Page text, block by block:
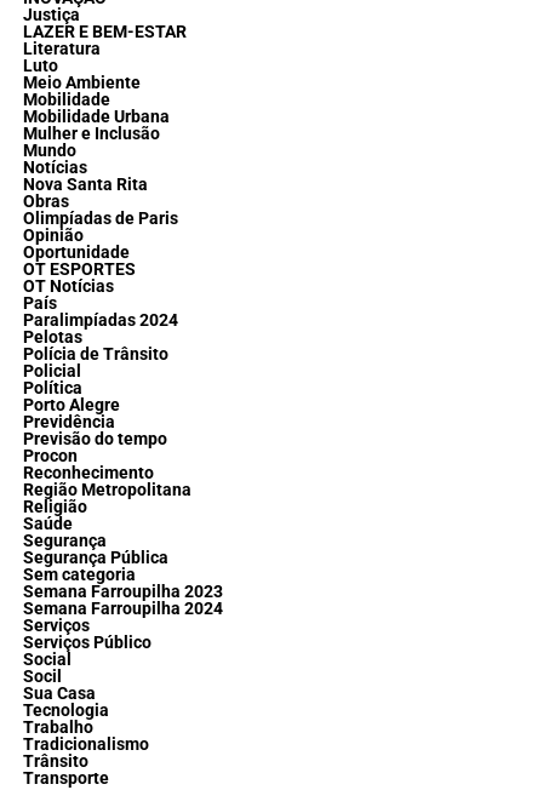
Justiça
LAZER E BEM-ESTAR
Literatura
Luto
Meio Ambiente
Mobilidade
Mobilidade Urbana
Mulher e Inclusão
Mundo
Notícias
Nova Santa Rita
Obras
Olimpíadas de Paris
Opinião
Oportunidade
OT ESPORTES
OT Notícias
País
Paralimpíadas 2024
Pelotas
Polícia de Trânsito
Policial
Política
Porto Alegre
Previdência
Previsão do tempo
Procon
Reconhecimento
Região Metropolitana
Religião
Saúde
Segurança
Segurança Pública
Sem categoria
Semana Farroupilha 2023
Semana Farroupilha 2024
Serviços
Serviços Público
Social
Socil
Sua Casa
Tecnologia
Trabalho
Tradicionalismo
Trânsito
Transporte